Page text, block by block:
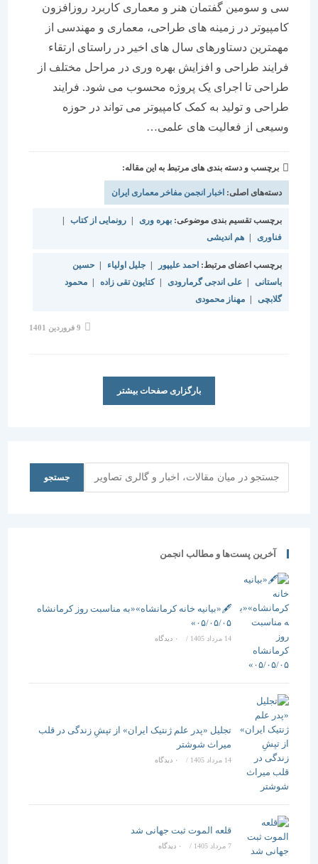
سی و سومین گفتمان هنر و معماری کاربرد روزافزون
کامپیوتر در زمینه های طراحی، معماری و مهندسی از
مهمترین دستاورهای سال های اخیر در راستای ارتقاء
فرایند طراحی و افزایش بهره وری در مراحل مختلف از
طراحی تا اجرای یک پروژه محسوب می شود. فرایند
طراحی و تولید به کمک کامپیوتر می تواند در حوزه
وسیعی از فعالیت های علمی…
برچسب و دسته بندی های مرتبط به این مقاله:
دسته‌های اصلی:اخبار انجمن مفاخر معماری ایران
برچسب تقسیم بندی موضوعی:بهره وری | رونمایی از کتاب |
| هم اندیشی
برچسب اعضای مرتبط: احمد علیپور | جلیل اولیاء |
حسین
| علی اندجی گرمارودی | کتایون تقی زاده |
محمود
| مهناز محمودی
بارگزاری صفحات بیشتر
جستجو
آخرین پست‌ها و مطالب انجمن
🖋️«بیانیه خانه کرمانشاه»«به مناسبت روز کرمانشاه
۰۵/۰۵/۰۵»
/ ۰ دیدگاه
تجلیل «پدر علم ژنتیک ایران» از تپشِ زندگی در قلب
میراث شوشتر
14 مرداد 1405 / ۰ دیدگاه
قلعه الموت ثبت جهانی شد
/ ۰ دیدگاه